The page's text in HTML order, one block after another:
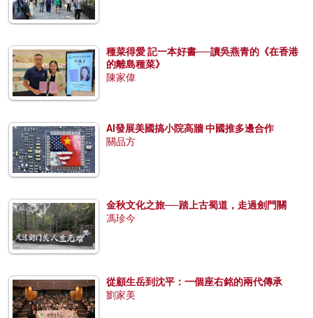
種菜得愛 記一本好書──讀吳燕青的《在香港
的離島種菜》
陳家偉
AI發展美國搞小院高牆 中國推多邊合作
關品方
金秋文化之旅──踏上古蜀道，走過劍門關
馮珍今
從顧生岳到沈平：一個座右銘的兩代傳承
劉家美